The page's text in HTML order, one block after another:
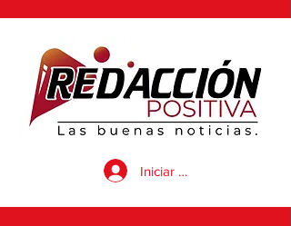
Iniciar sesión